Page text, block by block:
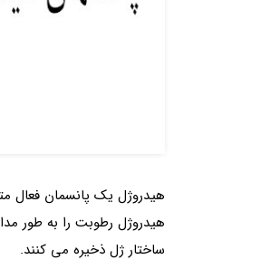
هیدروژل رطوبت را به طور
ساختار ژل ذخیره می کنند.